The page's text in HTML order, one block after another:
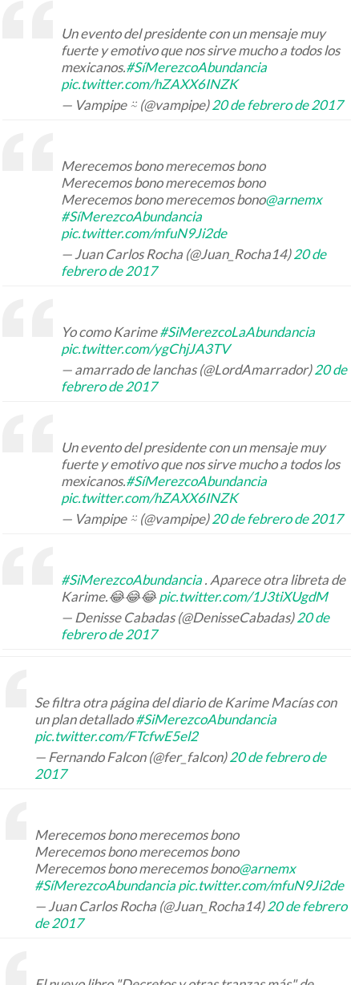
Un evento del presidente con un mensaje muy
fuerte y emotivo que nos sirve mucho a todos los
mexicanos.#SíMerezcoAbundancia
pic.twitter.com/hZAXX6INZK
— Vampipe ⍨ (@vampipe)20 de febrero de 2017
Merecemos bono merecemos bono
Merecemos bono merecemos bono
Merecemos bono merecemos bono@arnemx
#SíMerezcoAbundancia
pic.twitter.com/mfuN9Ji2de
— Juan Carlos Rocha (@Juan_Rocha14)20 de
febrero de 2017
Yo como Karime#SiMerezcoLaAbundancia
pic.twitter.com/ygChjJA3TV
— amarrado de lanchas (@LordAmarrador)20 de
febrero de 2017
Un evento del presidente con un mensaje muy
fuerte y emotivo que nos sirve mucho a todos los
mexicanos.#SíMerezcoAbundancia
pic.twitter.com/hZAXX6INZK
— Vampipe ⍨ (@vampipe)20 de febrero de 2017
#SiMerezcoAbundancia . Aparece otra libreta de
Karime.😂😂😂 pic.twitter.com/1J3tiXUgdM
— Denisse Cabadas (@DenisseCabadas)20 de
febrero de 2017
Se filtra otra página del diario de Karime Macías con
un plan detallado#SiMerezcoAbundancia
pic.twitter.com/FTcfwE5el2
— Fernando Falcon (@fer_falcon)20 de febrero de
2017
Merecemos bono merecemos bono
Merecemos bono merecemos bono
Merecemos bono merecemos bono@arnemx
#SíMerezcoAbundancia pic.twitter.com/mfuN9Ji2de
— Juan Carlos Rocha (@Juan_Rocha14)20 de febrero
de 2017